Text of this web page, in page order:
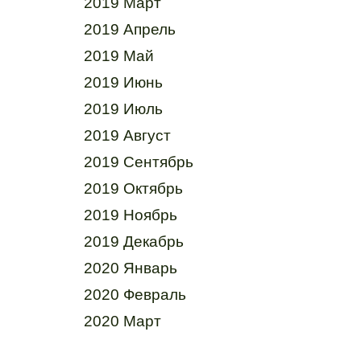
2019 Апрель
2019 Май
2019 Июнь
2019 Июль
2019 Август
2019 Сентябрь
2019 Октябрь
2019 Ноябрь
2019 Декабрь
2020 Январь
2020 Февраль
2020 Март